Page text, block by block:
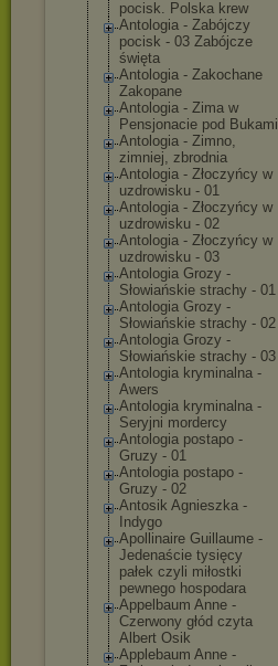
pocisk. Polska krew
Antologia - Zabójczy
pocisk - 03 Zabójcze
święta
Antologia - Zakochane
Zakopane
Antologia - Zima w
Pensjonacie pod Bukami
Antologia - Zimno,
zimniej, zbrodnia
Antologia - Złoczyńcy w
uzdrowisku - 01
Antologia - Złoczyńcy w
uzdrowisku - 02
Antologia - Złoczyńcy w
uzdrowisku - 03
Antologia Grozy -
Słowiańskie strachy - 01
Antologia Grozy -
Słowiańskie strachy - 02
Antologia Grozy -
Słowiańskie strachy - 03
Antologia kryminalna -
Awers
Antologia kryminalna -
Seryjni mordercy
Antologia postapo -
Gruzy - 01
Antologia postapo -
Gruzy - 02
Antosik Agnieszka -
Indygo
Apollinaire Guillaume -
Jedenaście tysięcy
pałek czyli miłostki
pewnego hospodara
Appelbaum Anne -
Czerwony głód czyta
Albert Osik
Applebaum Anne -